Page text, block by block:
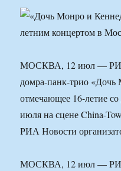
МОСКВА, 12 июл — РИА
домра-панк-трио
отмечающее 16-летие
июля на сцене China-
РИА Новости
МОСКВА, 12 июл — РИА